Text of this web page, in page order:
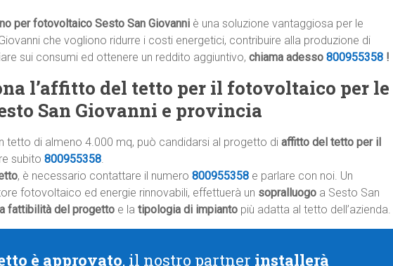
per fotovoltaico Sesto San Giovanni è una soluzione vantaggiosa per le
che vogliono ridurre i costi energetici, contribuire alla produzione di
sui consumi ed ottenere un reddito aggiuntivo, chiama adesso 800955358 !
l’affitto del tetto per il fotovoltaico per le
San Giovanni e provincia
tetto di almeno 4.000 mq, può candidarsi al progetto di affitto del tetto per il
subito 800955358.
, è necessario contattare il numero 800955358 e parlare con noi. Un
fotovoltaico ed energie rinnovabili, effettuerà un sopralluogo a Sesto San
fattibilità del progetto e la tipologia di impianto più adatta al tetto dell’azienda.
è approvato, il nostro partner installerà